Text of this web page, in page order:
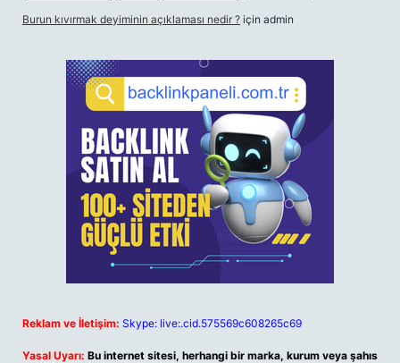
Burun kıvırmak deyiminin açıklaması nedir ? için admin
Reklam ve İletişim: Skype: live:.cid.575569c608265c69
Yasal Uyarı: Bu internet sitesi, herhangi bir marka, kurum veya şahıs